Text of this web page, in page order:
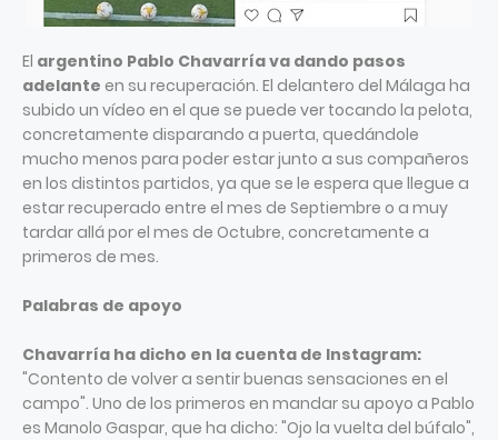
El argentino Pablo Chavarría va dando pasos
adelante en su recuperación. El delantero del Málaga ha
subido un vídeo en el que se puede ver tocando la pelota,
concretamente disparando a puerta, quedándole
mucho menos para poder estar junto a sus compañeros
en los distintos partidos, ya que se le espera que llegue a
estar recuperado entre el mes de Septiembre o a muy
tardar allá por el mes de Octubre, concretamente a
primeros de mes.
Palabras de apoyo
Chavarría ha dicho en la cuenta de Instagram:
"Contento de volver a sentir buenas sensaciones en el
campo". Uno de los primeros en mandar su apoyo a Pablo
es Manolo Gaspar, que ha dicho: "Ojo la vuelta del búfalo",